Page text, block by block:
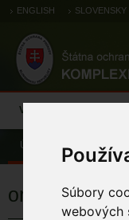
Súbory
webových
ENGLISH SLOVENSKY
Výsledky monitoringu
Úvod Pozorovania
orliak morský